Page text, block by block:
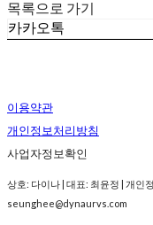
목록으로 가기
카카오톡
이용약관
개인정보처리방침
사업자정보확인
상호: 다이나 | 대표: 최윤정 | 개인
seunghee@dynaurvs.com